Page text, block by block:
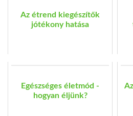
Az étrend kiegészítők
jótékony hatása
Egészséges életmód -
hogyan éljünk?